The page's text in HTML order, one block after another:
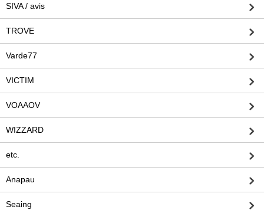
SIVA / avis
TROVE
Varde77
VICTIM
VOAAOV
WIZZARD
etc.
Anapau
Seaing